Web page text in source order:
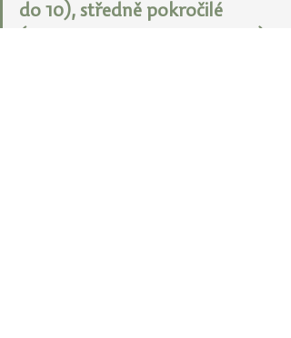
do 10), středně pokročilé